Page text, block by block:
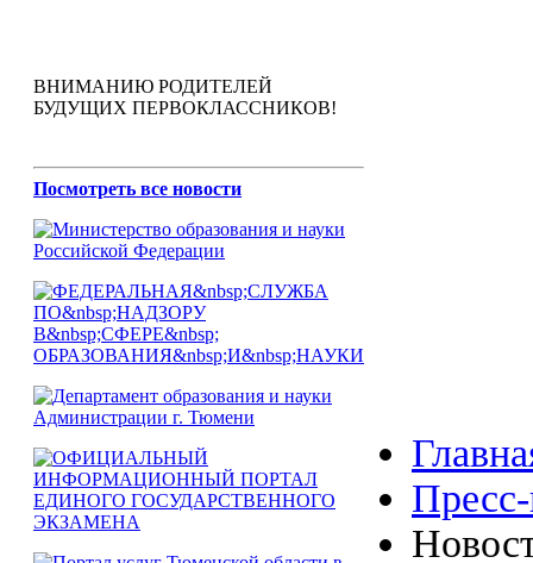
ВНИМАНИЮ РОДИТЕЛЕЙ
БУДУЩИХ ПЕРВОКЛАССНИКОВ!
Посмотреть все новости